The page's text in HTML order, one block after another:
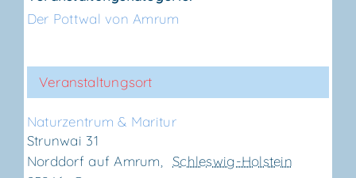
Der Pottwal von Amrum
Veranstaltungsort
Natur­zen­trum & Maritur
Strunwai 31
Norddorf auf Amrum
Schleswig-Holstein